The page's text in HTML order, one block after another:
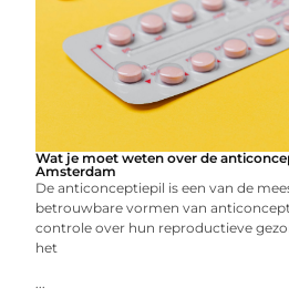
Wat je moet weten over de
Amsterdam
De anticonceptiepil is een van de
betrouwbare vormen van
controle over hun reproductieve
het
...